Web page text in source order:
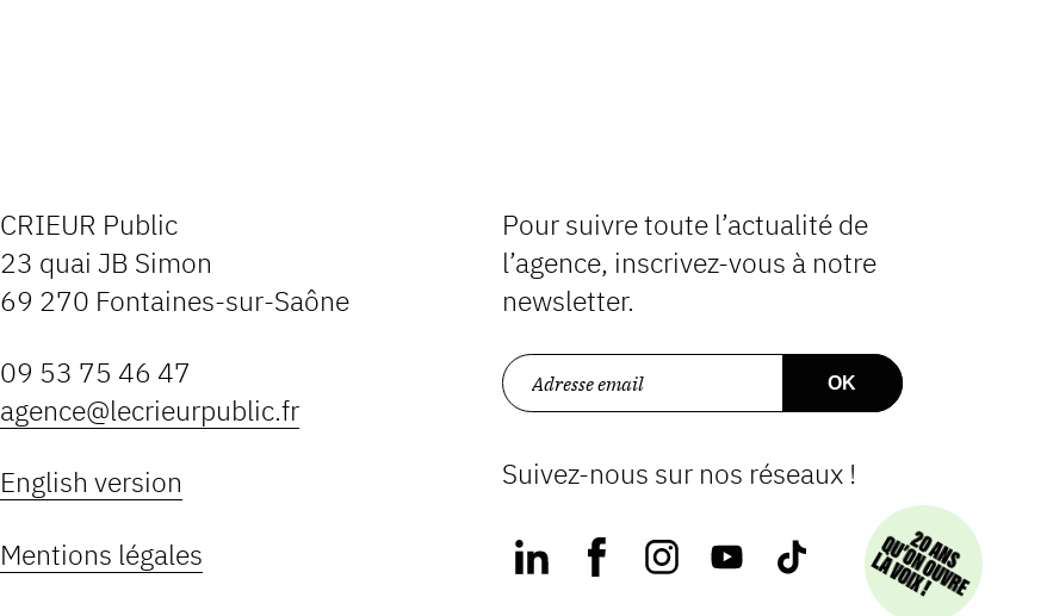
CRIEUR Public
23 quai JB Simon
69 270 Fontaines-sur-Saône
09 53 75 46 47
agence@lecrieurpublic.fr
English version
Mentions légales
Pour suivre toute l’actualité de
l’agence, inscrivez-vous à notre
newsletter.
Suivez-nous sur nos réseaux !